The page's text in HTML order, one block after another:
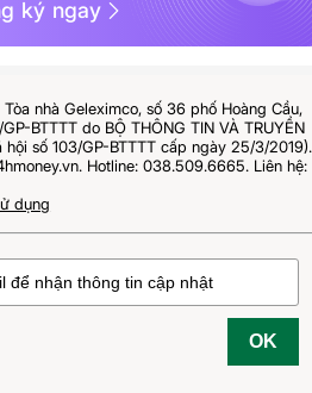
ký ngay
nhà Geleximco, số 36 phố Hoàng Cầu,
BTTTT do BỘ THÔNG TIN VÀ TRUYỀN
số 103/GP-BTTTT cấp ngày 25/3/2019).
Hotline: 038.509.6665. Liên hệ:
dụng
OK